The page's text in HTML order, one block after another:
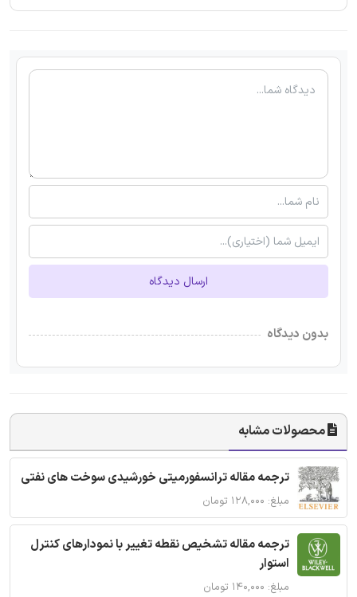
ارسال دیدگاه
بدون دیدگاه
محصولات مشابه
ترجمه مقاله ترانسفورمیتی خورشیدی سوخت های نفتی
مبلغ: ۱۲۸,۰۰۰ تومان
ترجمه مقاله تشخیص نقطه تغییر با نمودارهای کنترل
استوار
مبلغ: ۱۴۰,۰۰۰ تومان